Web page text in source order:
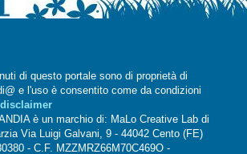
di questo portale sono di proprietà di
e l'uso è consentito come da condizioni
disclaimer
è un marchio di: MaLo Creative Lab di
Via Luigi Galvani, 9 - 44042 Cento (FE)
- C.F. MZZMRZ66M70C469O -